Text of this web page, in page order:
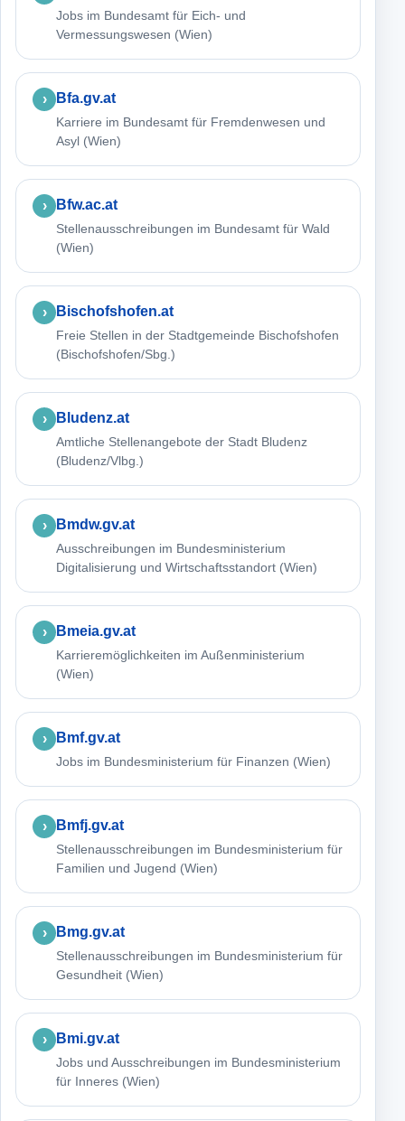
Jobs im Bundesamt für Eich- und
Vermessungswesen (Wien)
Bfa.gv.at
Karriere im Bundesamt für Fremdenwesen und
Asyl (Wien)
Bfw.ac.at
Stellenausschreibungen im Bundesamt für Wald
(Wien)
Bischofshofen.at
Freie Stellen in der Stadtgemeinde Bischofshofen
(Bischofshofen/Sbg.)
Bludenz.at
Amtliche Stellenangebote der Stadt Bludenz
(Bludenz/Vlbg.)
Bmdw.gv.at
Ausschreibungen im Bundesministerium
Digitalisierung und Wirtschaftsstandort (Wien)
Bmeia.gv.at
Karrieremöglichkeiten im Außenministerium
(Wien)
Bmf.gv.at
Jobs im Bundesministerium für Finanzen (Wien)
Bmfj.gv.at
Stellenausschreibungen im Bundesministerium für
Familien und Jugend (Wien)
Bmg.gv.at
Stellenausschreibungen im Bundesministerium für
Gesundheit (Wien)
Bmi.gv.at
Jobs und Ausschreibungen im Bundesministerium
für Inneres (Wien)